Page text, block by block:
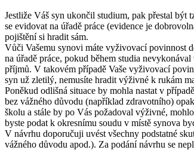
Jestliže Váš syn ukončil studium, pak přestal být
se evidovat na úřadě práce (evidence je
pojištění si hradit sám.
Vůči Vašemu synovi máte vyživovací povinnost
na úřadě práce, pokud během studia
příjmů. V takovém případě Vaše vyživovací
syn už zletilý, nemusíte hradit výživné k rukám
Poněkud odlišná situace by mohla nastat v
bez vážného důvodu (například zdravotního)
školu a stále by po Vás požadoval výživné,
byste podat k okresnímu soudu v místě synova
V návrhu doporučuji uvést všechny podstatné
vážného důvodu apod.). Za podání návrhu se